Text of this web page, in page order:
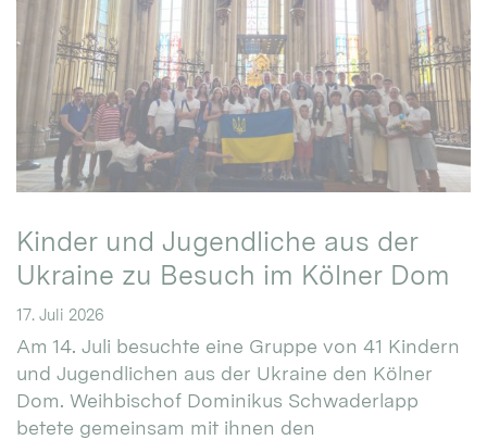
Kinder und Jugendliche aus der
Ukraine zu Besuch im Kölner Dom
17. Juli 2026
Am 14. Juli besuchte eine Gruppe von 41 Kindern
und Jugendlichen aus der Ukraine den Kölner
Dom. Weihbischof Dominikus Schwaderlapp
betete gemeinsam mit ihnen den